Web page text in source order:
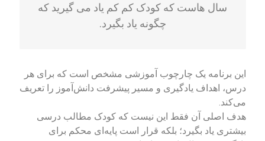
سال هاست که کودک کم کم یاد می گیرید که
چگونه یاد بگیرد.
این برنامه یک چارچوب آموزشی مشخص است که برای هر
درس، اهداف یادگیری و مسیر پیشرفت دانش‌آموز را تعریف
می‌کند.
هدف اصلی آن فقط این نیست که کودک مطالب درسی
بیشتری یاد بگیرد؛ بلکه قرار است پایه‌ای محکم برای